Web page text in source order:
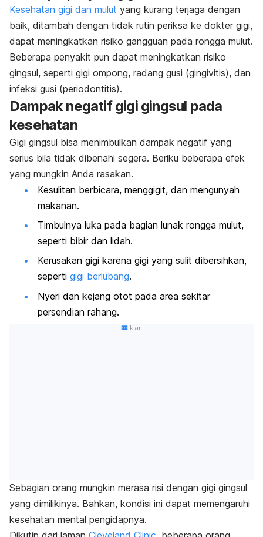
Kesehatan gigi dan mulut yang kurang terjaga dengan
baik, ditambah dengan tidak rutin periksa ke dokter gigi,
dapat meningkatkan risiko gangguan pada rongga mulut.
Beberapa penyakit pun dapat meningkatkan risiko
gingsul, seperti gigi ompong, radang gusi (gingivitis), dan
infeksi gusi (periodontitis).
Dampak negatif gigi gingsul pada
kesehatan
Gigi gingsul bisa menimbulkan dampak negatif yang
serius bila tidak dibenahi segera. Beriku beberapa efek
yang mungkin Anda rasakan.
Kesulitan berbicara, menggigit, dan mengunyah
makanan.
Timbulnya luka pada bagian lunak rongga mulut,
seperti bibir dan lidah.
Kerusakan gigi karena gigi yang sulit dibersihkan,
seperti gigi berlubang.
Nyeri dan kejang otot pada area sekitar
persendian rahang.
Iklan
Sebagian orang mungkin merasa risi dengan gigi gingsul
yang dimilikinya. Bahkan, kondisi ini dapat memengaruhi
kesehatan mental pengidapnya.